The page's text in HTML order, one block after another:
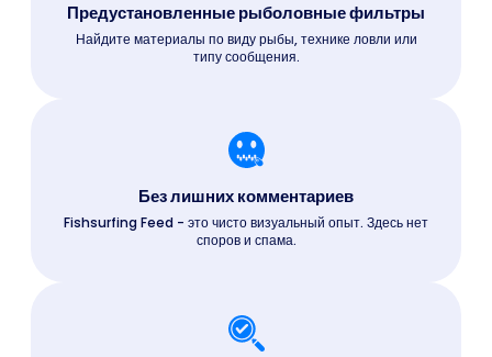
Предустановленные рыболовные фильтры
Найдите материалы по виду рыбы, технике ловли или
типу сообщения.
Без лишних комментариев
Fishsurfing Feed - это чисто визуальный опыт. Здесь нет
споров и спама.